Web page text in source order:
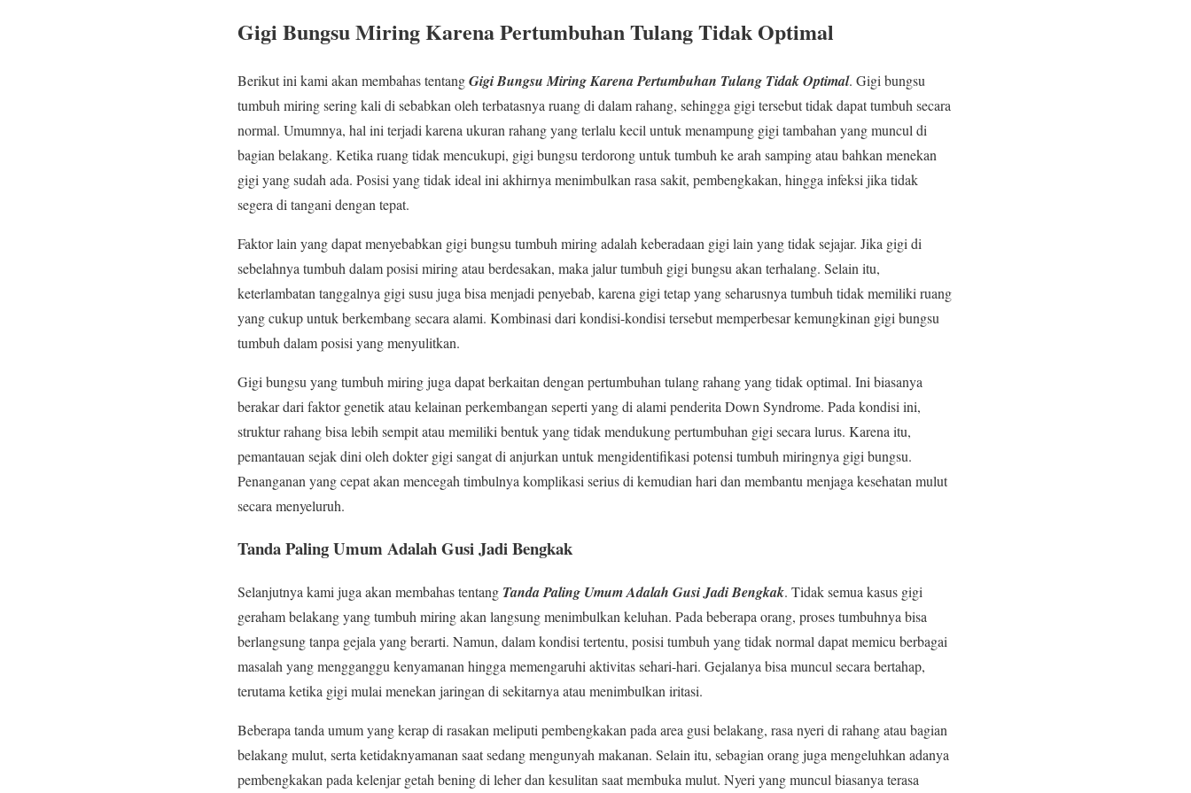
Gigi Bungsu Miring Karena Pertumbuhan Tulang Tidak Optimal
Berikut ini kami akan membahas tentangGigi Bungsu Miring Karena Pertumbuhan Tulang Tidak Optimal. Gigi bungsu
tumbuh miring sering kali di sebabkan oleh terbatasnya ruang di dalam rahang, sehingga gigi tersebut tidak dapat tumbuh secara
normal. Umumnya, hal ini terjadi karena ukuran rahang yang terlalu kecil untuk menampung gigi tambahan yang muncul di
bagian belakang. Ketika ruang tidak mencukupi, gigi bungsu terdorong untuk tumbuh ke arah samping atau bahkan menekan
gigi yang sudah ada. Posisi yang tidak ideal ini akhirnya menimbulkan rasa sakit, pembengkakan, hingga infeksi jika tidak
segera di tangani dengan tepat.
Faktor lain yang dapat menyebabkan gigi bungsu tumbuh miring adalah keberadaan gigi lain yang tidak sejajar. Jika gigi di
sebelahnya tumbuh dalam posisi miring atau berdesakan, maka jalur tumbuh gigi bungsu akan terhalang. Selain itu,
keterlambatan tanggalnya gigi susu juga bisa menjadi penyebab, karena gigi tetap yang seharusnya tumbuh tidak memiliki ruang
yang cukup untuk berkembang secara alami. Kombinasi dari kondisi-kondisi tersebut memperbesar kemungkinan gigi bungsu
tumbuh dalam posisi yang menyulitkan.
Gigi bungsu yang tumbuh miring juga dapat berkaitan dengan pertumbuhan tulang rahang yang tidak optimal. Ini biasanya
berakar dari faktor genetik atau kelainan perkembangan seperti yang di alami penderita Down Syndrome. Pada kondisi ini,
struktur rahang bisa lebih sempit atau memiliki bentuk yang tidak mendukung pertumbuhan gigi secara lurus. Karena itu,
pemantauan sejak dini oleh dokter gigi sangat di anjurkan untuk mengidentifikasi potensi tumbuh miringnya gigi bungsu.
Penanganan yang cepat akan mencegah timbulnya komplikasi serius di kemudian hari dan membantu menjaga kesehatan mulut
secara menyeluruh.
Tanda Paling Umum Adalah Gusi Jadi Bengkak
Selanjutnya kami juga akan membahas tentang Tanda Paling Umum Adalah Gusi Jadi Bengkak. Tidak semua kasus gigi
geraham belakang yang tumbuh miring akan langsung menimbulkan keluhan. Pada beberapa orang, proses tumbuhnya bisa
berlangsung tanpa gejala yang berarti. Namun, dalam kondisi tertentu, posisi tumbuh yang tidak normal dapat memicu berbagai
masalah yang mengganggu kenyamanan hingga memengaruhi aktivitas sehari-hari. Gejalanya bisa muncul secara bertahap,
terutama ketika gigi mulai menekan jaringan di sekitarnya atau menimbulkan iritasi.
Beberapa tanda umum yang kerap di rasakan meliputi pembengkakan pada area gusi belakang, rasa nyeri di rahang atau bagian
belakang mulut, serta ketidaknyamanan saat sedang mengunyah makanan. Selain itu, sebagian orang juga mengeluhkan adanya
pembengkakan pada kelenjar getah bening di leher dan kesulitan saat membuka mulut. Nyeri yang muncul biasanya terasa